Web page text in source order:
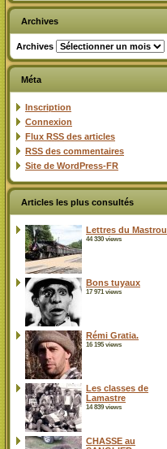
Archives
Archives
Méta
Inscription
Connexion
Flux RSS des articles
RSS des commentaires
Site de WordPress-FR
Articles les plus consultés
Lettres du Mastrou
44 330 views
Bons tuyaux
17 971 views
Rémi Gratia.
16 195 views
Les classes de
Lamastre
14 839 views
CHASSE au